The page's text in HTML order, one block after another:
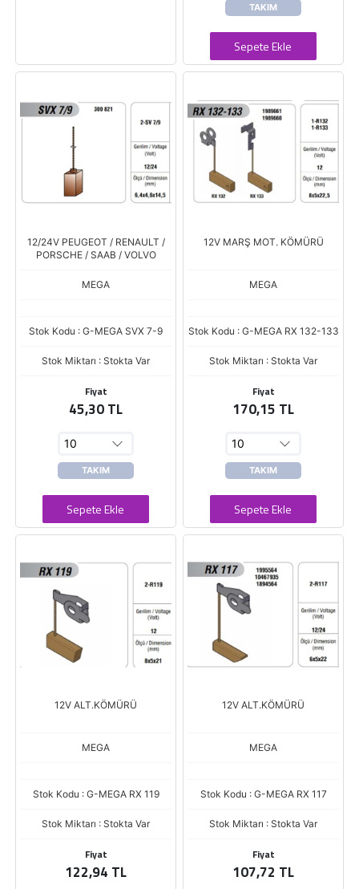
TAKIM
Sepete Ekle
12/24V PEUGEOT / RENAULT /
PORSCHE / SAAB / VOLVO
MEGA
Stok Kodu : G-MEGA SVX 7-9
Stok Miktarı : Stokta Var
Fiyat
45,30 TL
TAKIM
Sepete Ekle
12V MARŞ MOT. KÖMÜRÜ
MEGA
Stok Kodu : G-MEGA RX 132-133
Stok Miktarı : Stokta Var
Fiyat
170,15 TL
TAKIM
Sepete Ekle
12V ALT.KÖMÜRÜ
MEGA
Stok Kodu : G-MEGA RX 119
Stok Miktarı : Stokta Var
Fiyat
122,94 TL
12V ALT.KÖMÜRÜ
MEGA
Stok Kodu : G-MEGA RX 117
Stok Miktarı : Stokta Var
Fiyat
107,72 TL